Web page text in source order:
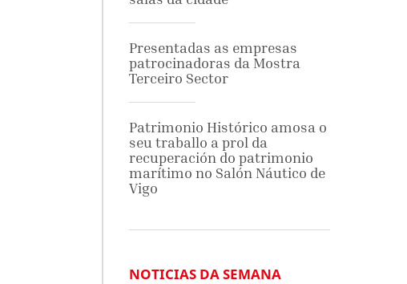
Presentadas as empresas
patrocinadoras da Mostra
Terceiro Sector
Patrimonio Histórico amosa o
seu traballo a prol da
recuperación do patrimonio
marítimo no Salón Náutico de
Vigo
NOTICIAS DA SEMANA